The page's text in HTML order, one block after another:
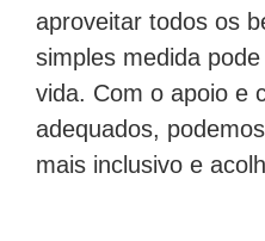
aproveitar todos os
simples medida
vida. Com o apoio e
adequados,
mais inclusivo e